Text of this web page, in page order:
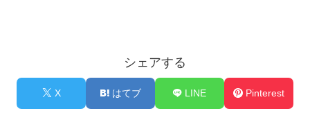
シェアする
X はてブ LINE Pinterest